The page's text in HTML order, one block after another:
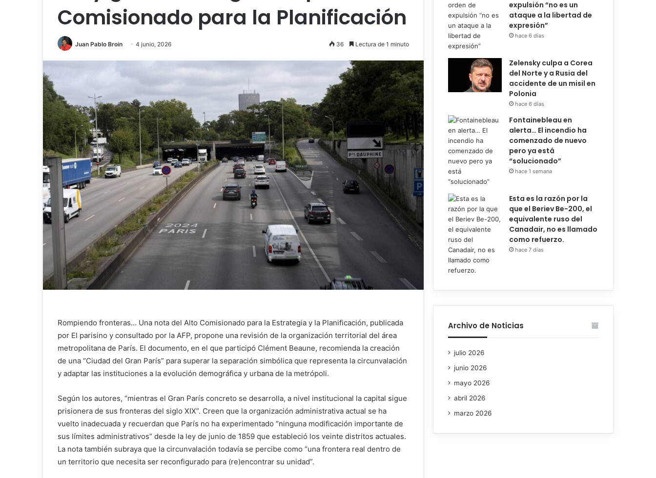
Comisionado para la Planificación
Juan Pablo Broin 4 junio, 2026 36 Lectura de 1 minuto
Rompiendo fronteras… Una nota del Alto Comisionado para la Estrategia y la Planificación, publicada
por El parisino y consultado por la AFP, propone una revisión de la organización territorial del área
metropolitana de París. El documento, en el que participó Clément Beaune, recomienda la creación
de una “Ciudad del Gran París” para superar la separación simbólica que representa la circunvalación
y adaptar las instituciones a la evolución demográfica y urbana de la metrópoli.
Según los autores, “mientras el Gran París concreto se desarrolla, a nivel institucional la capital sigue
prisionera de sus fronteras del siglo XIX”. Creen que la organización administrativa actual se ha
vuelto inadecuada y recuerdan que París no ha experimentado “ninguna modificación importante de
sus límites administrativos” desde la ley de junio de 1859 que estableció los veinte distritos actuales.
La nota también subraya que la circunvalación todavía se percibe como “una frontera real dentro de
un territorio que necesita ser reconfigurado para (re)encontrar su unidad”.
expulsión “no es un
ataque a la libertad de
expresión”
hace 6 días
Zelensky culpa a Corea
del Norte y a Rusia del
accidente de un misil en
Polonia
hace 6 días
Fontainebleau en
alerta… El incendio ha
comenzado de nuevo
pero ya está
“solucionado”
hace 1 semana
Esta es la razón por la
que el Beriev Be-200, el
equivalente ruso del
Canadair, no es llamado
como refuerzo.
hace 7 días
Archivo de Noticias
julio 2026
junio 2026
mayo 2026
abril 2026
marzo 2026